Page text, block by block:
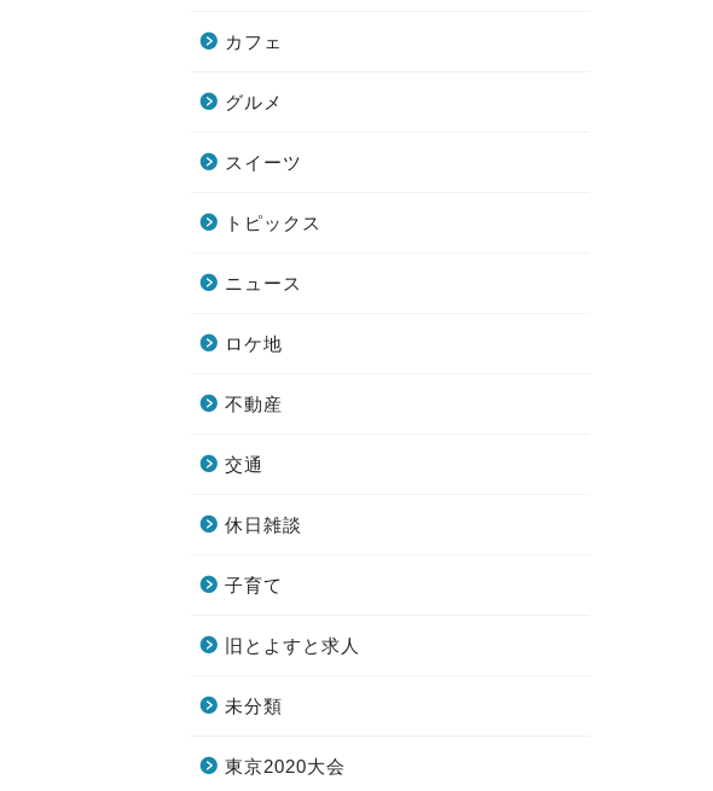
カフェ
グルメ
スイーツ
トピックス
ニュース
ロケ地
不動産
交通
休日雑談
子育て
旧とよすと求人
未分類
東京2020大会